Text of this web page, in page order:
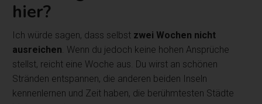
hier?
Ich würde sagen, dass selbst zwei Wochen nicht
ausreichen. Wenn du jedoch keine hohen Ansprüche
stellst, reicht eine Woche aus. Du wirst an schönen
Stränden entspannen, die anderen beiden Inseln
kennenlernen und Zeit haben, die berühmtesten Städte